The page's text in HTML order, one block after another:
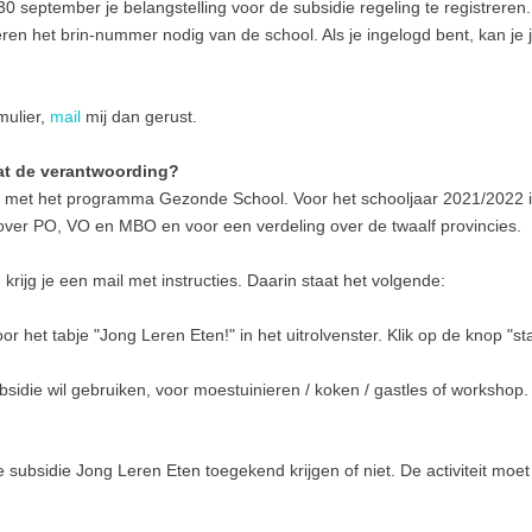
september je belangstelling voor de subsidie regeling te
het brin-nummer nodig van de school. Als je ingelogd bent, kan
mail mij dan gerust.
de verantwoording?
het programma Gezonde School. Voor het schooljaar 2021/
PO, VO en MBO en voor een verdeling over de twaalf provincies.
je een mail met instructies. Daarin staat het volgende:
het tabje "Jong Leren Eten!" in het uitrolvenster. Klik op de knop
wil gebruiken, voor moestuinieren / koken / gastles of
Jong Leren Eten toegekend krijgen of niet. De activiteit